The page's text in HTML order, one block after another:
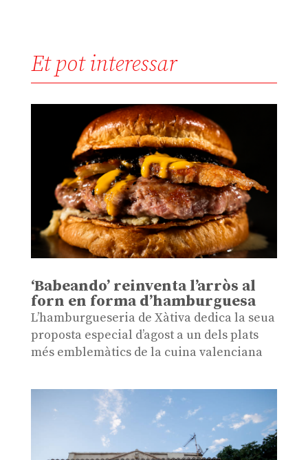
Et pot interessar
‘Babeando’ reinventa l’arròs al
forn en forma d’hamburguesa
L’hamburgueseria de Xàtiva dedica la seua
proposta especial d’agost a un dels plats
més emblemàtics de la cuina valenciana